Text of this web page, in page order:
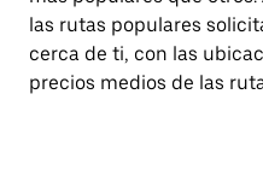
las rutas populares
cerca de ti, con las
precios medios de las